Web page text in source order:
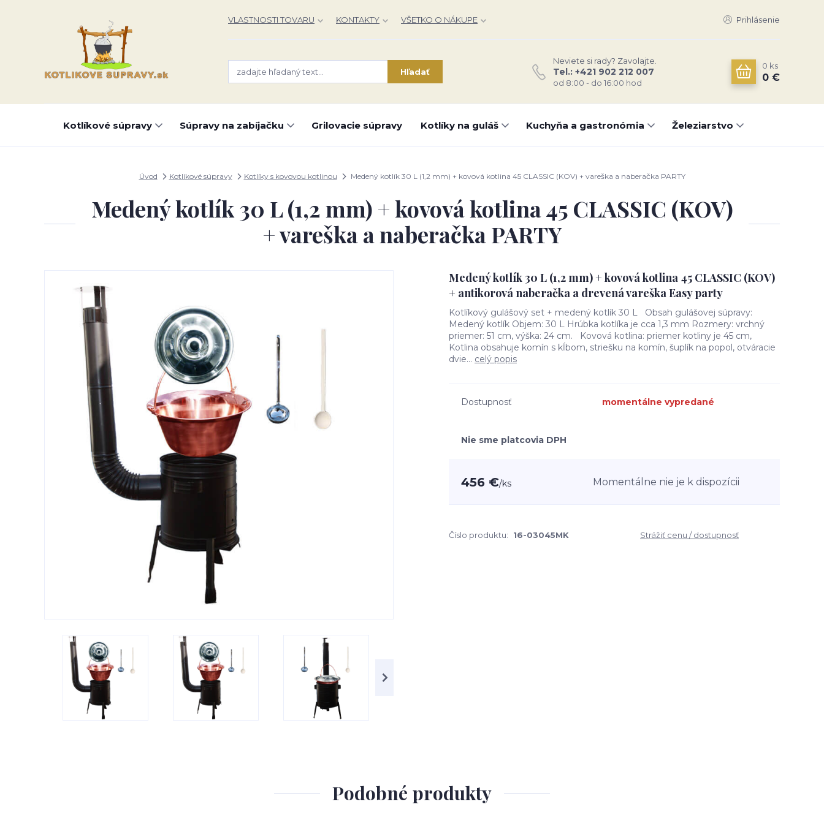
VLASTNOSTI TOVARU KONTAKTY VŠETKO O NÁKUPE Prihlásenie
Hľadať
Neviete si rady? Zavolajte.
Tel.: +421 902 212 007
od 8:00 - do 16:00 hod
0 ks
0 €
Kotlíkové súpravy Súpravy na zabíjačku Grilovacie súpravy Kotlíky na guláš Kuchyňa a gastronómia Železiarstvo
Úvod Kotlíkové súpravy Kotlíky s kovovou kotlinou Medený kotlík 30 L (1,2 mm) + kovová kotlina 45 CLASSIC (KOV) + vareška a naberačka PARTY
Medený kotlík 30 L (1,2 mm) + kovová kotlina 45 CLASSIC (KOV)
+ vareška a naberačka PARTY
Medený kotlík 30 L (1,2 mm) + kovová kotlina 45 CLASSIC (KOV)
+ antikorová naberačka a drevená vareška Easy party
Kotlíkový gulášový set + medený kotlík 30 L Obsah gulášovej súpravy:
Medený kotlík Objem: 30 L Hrúbka kotlíka je cca 1,3 mm Rozmery: vrchný
priemer: 51 cm, výška: 24 cm. Kovová kotlina: priemer kotliny je 45 cm,
Kotlina obsahuje komín s kĺbom, striešku na komín, šuplík na popol, otváracie
dvie... celý popis
Dostupnosť momentálne vypredané
Nie sme platcovia DPH
456 €/ks Momentálne nie je k dispozícii
Číslo produktu: 16-03045MK Strážiť cenu / dostupnosť
Podobné produkty